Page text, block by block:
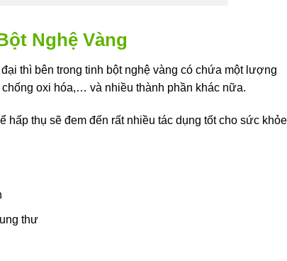
Nghệ Vàng
thì bên trong tinh bột nghệ vàng có chứa một lượng
oxi hóa,… và nhiều thành phần khác nữa.
thụ sẽ đem đến rất nhiều tác dụng tốt cho sức khỏe
thư